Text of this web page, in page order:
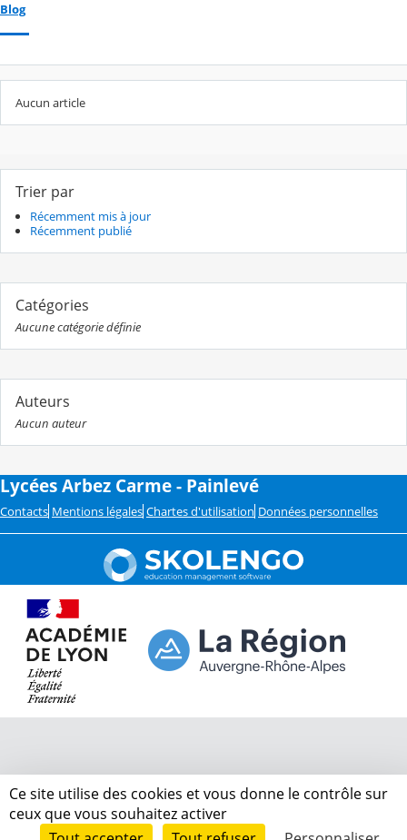
Blog
Aucun article
Trier par
Récemment mis à jour
Récemment publié
Catégories
Aucune catégorie définie
Auteurs
Aucun auteur
Lycées Arbez Carme - Painlevé
Contacts Mentions légales Chartes d'utilisation Données personnelles
Ce site utilise des cookies et vous donne le contrôle sur
ceux que vous souhaitez activer